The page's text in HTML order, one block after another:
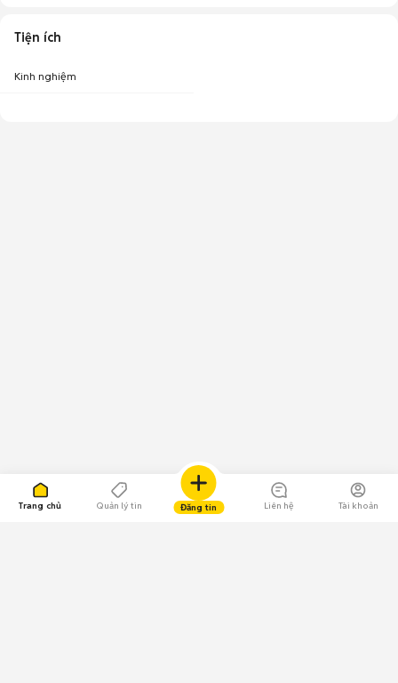
Trang chủ Quản lý tin Đăng tin Liên hệ Tài khoản
Tiện ích
Kinh nghiệm